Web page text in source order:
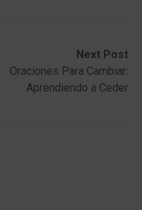
Next Post
Oraciones Para Cambiar:
Aprendiendo a Ceder